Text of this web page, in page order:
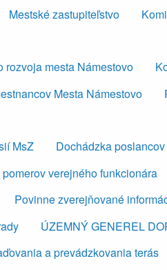
Mestské zastupiteľstvo
rozvoja mesta Námestovo
Mesta Námestovo
MsZ
Dochádzka
verejného funkcionára
Povinne zverejňované
ÚZEMNÝ GENEREL
a prevádzkovania terás